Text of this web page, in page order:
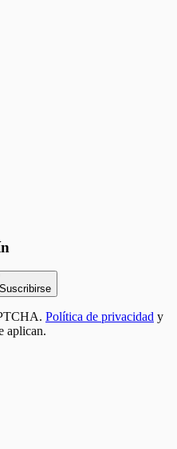
Suscribirse
Política de privacidad y
aplican.